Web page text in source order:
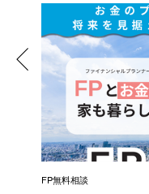
FP無料相談